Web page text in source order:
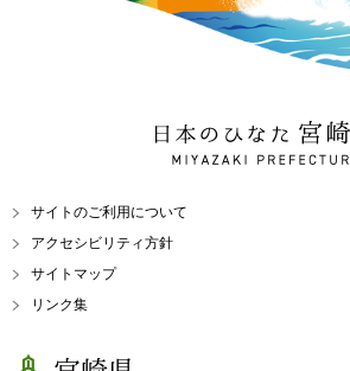
日本のひなた 宮崎県
MIYAZAKI PREFECTURE
サイトのご利用について
アクセシビリティ方針
サイトマップ
リンク集